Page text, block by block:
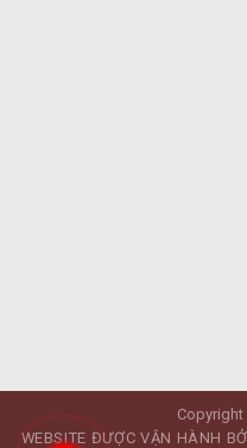
WEBSITE ĐƯỢC VẬN HÀNH